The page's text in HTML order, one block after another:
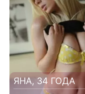
ЯНА, 34 ГОДА